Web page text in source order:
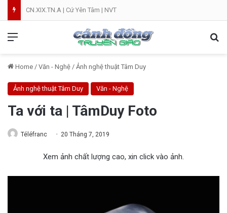
CN.XIX.TN.A | Cứ Yên Tâm | NVT
Home / Văn - Nghệ / Ảnh nghệ thuật Tâm Duy
Ảnh nghệ thuật Tâm Duy Văn - Nghệ
Ta với ta | TâmDuy Foto
Téléfranc 20 Tháng 7, 2019
Xem ảnh chất lượng cao, xin click vào ảnh.